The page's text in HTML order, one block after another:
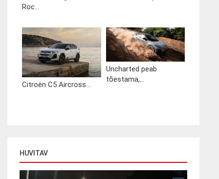
Roc...
Citroën C5 Aircross...
Uncharted peab
tõestama,...
HUVITAV